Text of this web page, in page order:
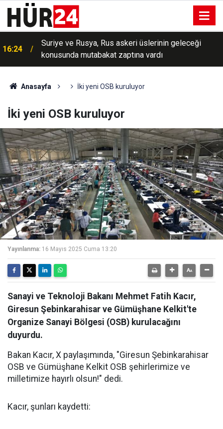
16:24
Suriye ve Rusya, Rus askeri üslerinin geleceği
konusunda mutabakat zaptına vardı
Anasayfa İki yeni OSB kuruluyor
İki yeni OSB kuruluyor
Yayınlanma: 16 Mayıs 2025 Cuma 13:20
Sanayi ve Teknoloji Bakanı Mehmet Fatih Kacır,
Giresun Şebinkarahisar ve Gümüşhane Kelkit'te
Organize Sanayi Bölgesi (OSB) kurulacağını
duyurdu.
Bakan Kacır, X paylaşımında, "Giresun Şebinkarahisar
OSB ve Gümüşhane Kelkit OSB şehirlerimize ve
milletimize hayırlı olsun!" dedi.
Kacır, şunları kaydetti: